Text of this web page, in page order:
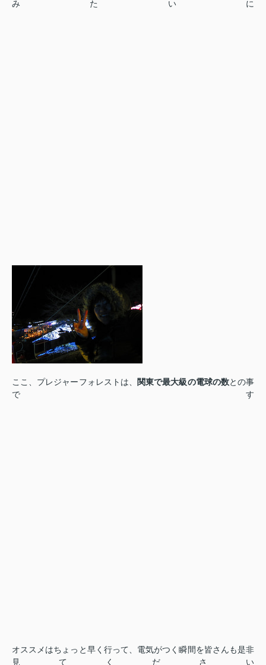
みたいに
ここ、プレジャーフォレストは、 関東で最大級の電球の数との事
です
オススメはちょっと早く行って、電気がつく瞬間を皆さんも是非
見てください